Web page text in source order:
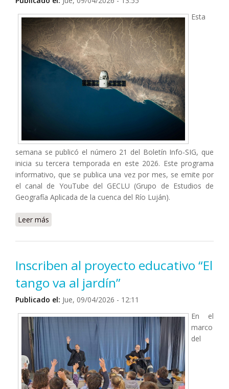
Esta
semana se publicó el número 21 del Boletín Info-SIG, que
inicia su tercera temporada en este 2026. Este programa
informativo, que se publica una vez por mes, se emite por
el canal de YouTube del GECLU (Grupo de Estudios de
Geografía Aplicada de la cuenca del Río Luján).
Leer más
Inscriben al proyecto educativo “El
tango va al jardín”
Publicado el: Jue, 09/04/2026 - 12:11
En el
marco
del